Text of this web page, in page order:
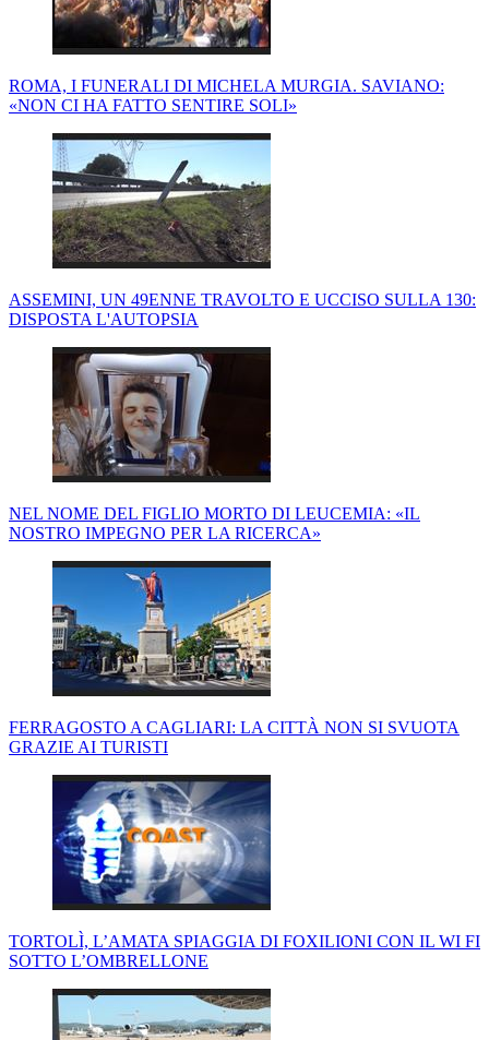
ROMA, I FUNERALI DI MICHELA MURGIA. SAVIANO:
«NON CI HA FATTO SENTIRE SOLI»
ASSEMINI, UN 49ENNE TRAVOLTO E UCCISO SULLA 130:
DISPOSTA L'AUTOPSIA
NEL NOME DEL FIGLIO MORTO DI LEUCEMIA: «IL
NOSTRO IMPEGNO PER LA RICERCA»
FERRAGOSTO A CAGLIARI: LA CITTÀ NON SI SVUOTA
GRAZIE AI TURISTI
TORTOLÌ, L’AMATA SPIAGGIA DI FOXILIONI CON IL WI FI
SOTTO L’OMBRELLONE